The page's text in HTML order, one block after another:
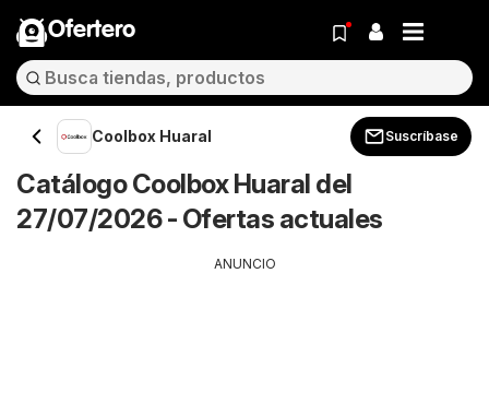
Ofertero
Coolbox Huaral Suscríbase
Catálogo Coolbox Huaral del
27/07/2026 - Ofertas actuales
ANUNCIO